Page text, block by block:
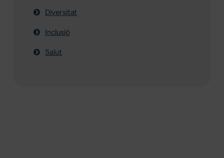
Diversitat
Inclusió
Salut